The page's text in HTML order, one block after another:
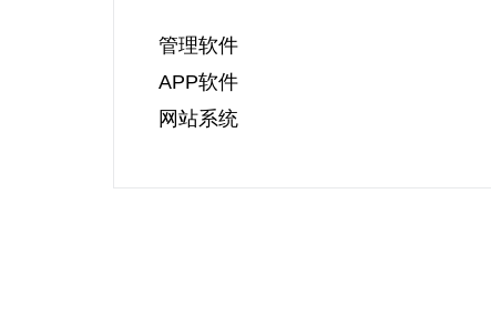
管理软件
APP软件
网站系统